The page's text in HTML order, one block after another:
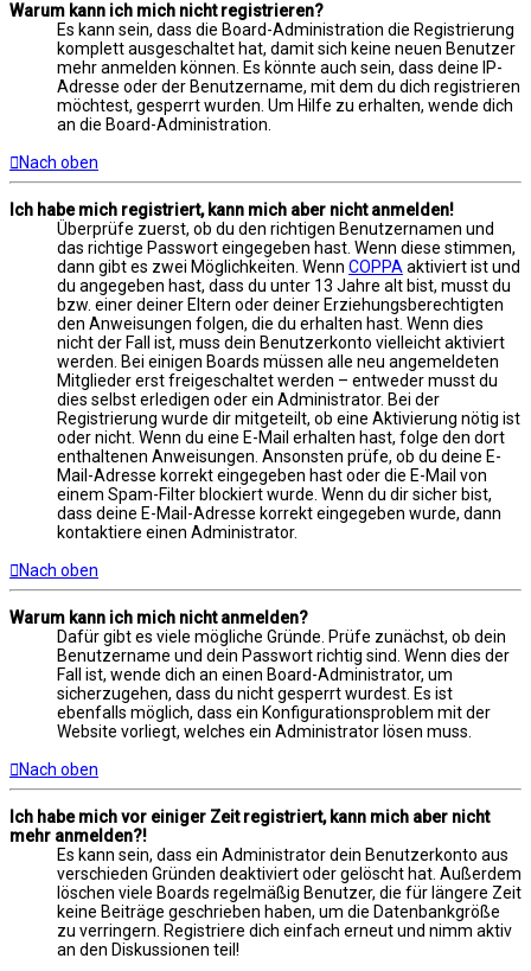
Warum kann ich mich nicht registrieren?
Es kann sein, dass die Board-Administration die Registrierung
komplett ausgeschaltet hat, damit sich keine neuen Benutzer
mehr anmelden können. Es könnte auch sein, dass deine IP-
Adresse oder der Benutzername, mit dem du dich registrieren
möchtest, gesperrt wurden. Um Hilfe zu erhalten, wende dich
an die Board-Administration.
Nach oben
Ich habe mich registriert, kann mich aber nicht anmelden!
Überprüfe zuerst, ob du den richtigen Benutzernamen und
das richtige Passwort eingegeben hast. Wenn diese stimmen,
dann gibt es zwei Möglichkeiten. Wenn COPPAaktiviert ist und
du angegeben hast, dass du unter 13 Jahre alt bist, musst du
bzw. einer deiner Eltern oder deiner Erziehungsberechtigten
den Anweisungen folgen, die du erhalten hast. Wenn dies
nicht der Fall ist, muss dein Benutzerkonto vielleicht aktiviert
werden. Bei einigen Boards müssen alle neu angemeldeten
Mitglieder erst freigeschaltet werden – entweder musst du
dies selbst erledigen oder ein Administrator. Bei der
Registrierung wurde dir mitgeteilt, ob eine Aktivierung nötig ist
oder nicht. Wenn du eine E-Mail erhalten hast, folge den dort
enthaltenen Anweisungen. Ansonsten prüfe, ob du deine E-
Mail-Adresse korrekt eingegeben hast oder die E-Mail von
einem Spam-Filter blockiert wurde. Wenn du dir sicher bist,
dass deine E-Mail-Adresse korrekt eingegeben wurde, dann
kontaktiere einen Administrator.
Nach oben
Warum kann ich mich nicht anmelden?
Dafür gibt es viele mögliche Gründe. Prüfe zunächst, ob dein
Benutzername und dein Passwort richtig sind. Wenn dies der
Fall ist, wende dich an einen Board-Administrator, um
sicherzugehen, dass du nicht gesperrt wurdest. Es ist
ebenfalls möglich, dass ein Konfigurationsproblem mit der
Website vorliegt, welches ein Administrator lösen muss.
Nach oben
Ich habe mich vor einiger Zeit registriert, kann mich aber nicht
mehr anmelden?!
Es kann sein, dass ein Administrator dein Benutzerkonto aus
verschieden Gründen deaktiviert oder gelöscht hat. Außerdem
löschen viele Boards regelmäßig Benutzer, die für längere Zeit
keine Beiträge geschrieben haben, um die Datenbankgröße
zu verringern. Registriere dich einfach erneut und nimm aktiv
an den Diskussionen teil!